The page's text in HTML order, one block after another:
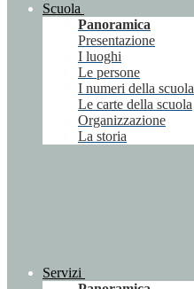
Scuola
Panoramica
Presentazione
I luoghi
Le persone
I numeri della scuola
Le carte della scuola
Organizzazione
La storia
Servizi